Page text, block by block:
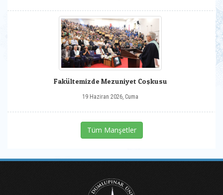
Fakültemizde Mezuniyet Coşkusu
19 Haziran 2026, Cuma
Tüm Manşetler